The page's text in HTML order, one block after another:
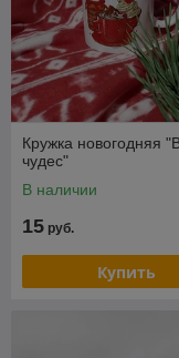
Кружка новогодняя
чудес"
В наличии
15 руб.
Купить